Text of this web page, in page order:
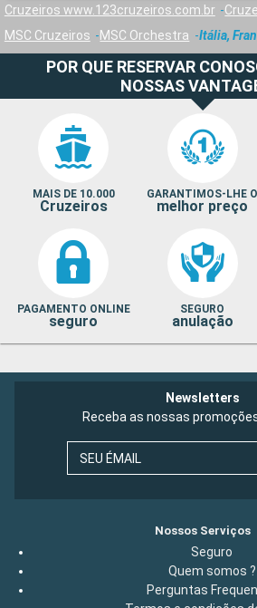
Cruzeiros www.123cruzeiros.com.br
MSC Cruzeiros
MSC Orchestra Itália,
POR QUE RESERVAR
NOSSAS
MAIS DE 10.000
Cruzeiros
GARANTIMOS-LHE O
melhor preço
PAGAMENTO ONLINE
seguro
SEGURO
anulação
Newsletters
Receba as nossas
SEU ÉMAIL
Nossos Serviços
Seguro
Quem somos ?
Perguntas